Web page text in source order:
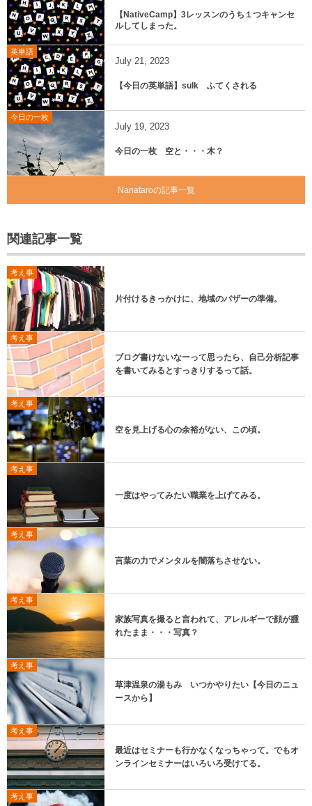
【NativeCamp】3レッスンのうち１つキャンセ
ルしてしまった。
英単語
July 21 2023
【今日の英単語】sulk ふてくされる
今日の一枚
July 19 2023
今日の一枚 空と・・・木？
Nanataroの記事一覧
関連記事一覧
考え事
片付けるきっかけに、地域のバザーの準備。
考え事
ブログ書けないなーって思ったら、自己分析記事
を書いてみるとすっきりするって話。
考え事
空を見上げる心の余裕がない、この頃。
考え事
一度はやってみたい職業を上げてみる。
考え事
言葉の力でメンタルを闇落ちさせない。
考え事
家族写真を撮ると言われて、アレルギーで顔が腫
れたまま・・・写真？
考え事
草津温泉の湯もみ いつかやりたい【今日のニュ
ースから】
考え事
最近はセミナーも行かなくなっちゃって。でもオ
ンラインセミナーはいろいろ受けてる。
考え事